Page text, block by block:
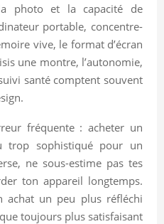
la photo et la capacité de
portable, concentre-
vive, le format d’écran
une montre, l’autonomie,
santé comptent souvent
fréquente : acheter un
trop sophistiqué pour un
ne sous-estime pas tes
ton appareil longtemps.
achat un peu plus réfléchi
toujours plus satisfaisant